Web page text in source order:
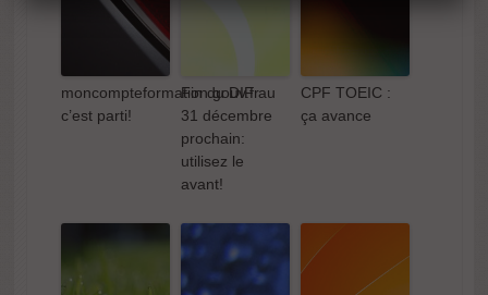
moncompteformation.gouv.fr
c’est parti!
Fin du DIF au
31 décembre
prochain:
utilisez le
avant!
CPF TOEIC :
ça avance
moncompteformation.gouv.fr
Fin du DIF au
31 décembre
prochain:
avant!